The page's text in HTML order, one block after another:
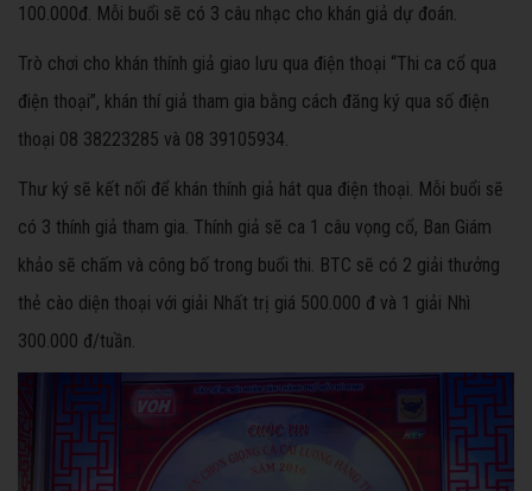
100.000đ. Mỗi buổi sẽ có 3 câu nhạc cho khán giả dự đoán.
Trò chơi cho khán thính giả giao lưu qua điện thoại “Thi ca cổ qua
điện thoại”, khán thí giả tham gia bằng cách đăng ký qua số điện
thoại 08 38223285 và 08 39105934.
Thư ký sẽ kết nối để khán thính giả hát qua điện thoại. Mỗi buổi sẽ
có 3 thính giả tham gia. Thính giả sẽ ca 1 câu vọng cổ, Ban Giám
khảo sẽ chấm và công bố trong buổi thi. BTC sẽ có 2 giải thưởng
thẻ cào diện thoại với giải Nhất trị giá 500.000 đ và 1 giải Nhì
300.000 đ/tuần.